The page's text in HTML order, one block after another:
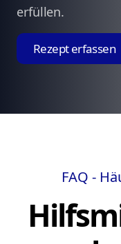
erfüllen.
Rezept erfassen
FAQ -